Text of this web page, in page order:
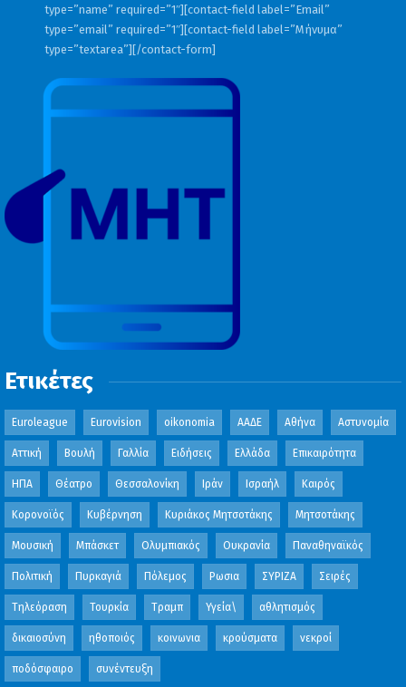
type=”name” required=”1″][contact-field label=”Email”
type=”email” required=”1″][contact-field label=”Μήνυμα”
type=”textarea”][/contact-form]
Ετικέτες
Euroleague Eurovision oikonomia ΑΑΔΕ Αθήνα Αστυνομία
Αττική Βουλή Γαλλία Ειδήσεις Ελλάδα Επικαιρότητα
ΗΠΑ Θέατρο Θεσσαλονίκη Ιράν Ισραήλ Καιρός
Κορονοϊός Κυβέρνηση Κυριάκος Μητσοτάκης Μητσοτάκης
Μουσική Μπάσκετ Ολυμπιακός Ουκρανία Παναθηναϊκός
Πολιτική Πυρκαγιά Πόλεμος Ρωσια ΣΥΡΙΖΑ Σειρές
Τηλεόραση Τουρκία Τραμπ Υγεία\ αθλητισμός
δικαιοσύνη ηθοποιός κοινωνια κρούσματα νεκροί
ποδόσφαιρο συνέντευξη